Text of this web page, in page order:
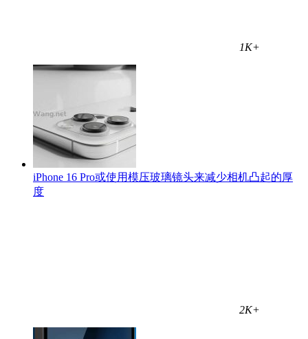
1K+
iPhone 16 Pro或使用模压玻璃镜头来减少相机凸起的厚
度
2K+